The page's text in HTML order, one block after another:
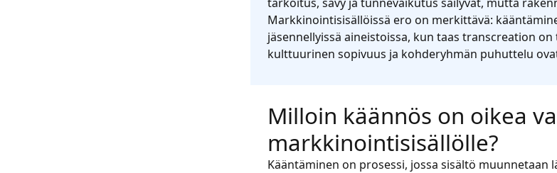
Markkinointisisällöissä ero on merkittävä:
jäsennellyissä aineistoissa, kun taas transcreation
kulttuurinen sopivuus ja kohderyhmän puhuttelu
Milloin käännös on oikea
markkinointisisällölle?
Kääntäminen on prosessi, jossa sisältö muunnetaan